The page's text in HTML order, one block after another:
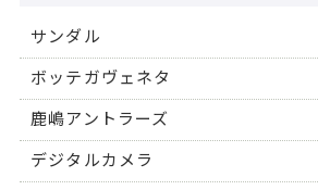
サンダル
ボッテガヴェネタ
鹿嶋アントラーズ
デジタルカメラ